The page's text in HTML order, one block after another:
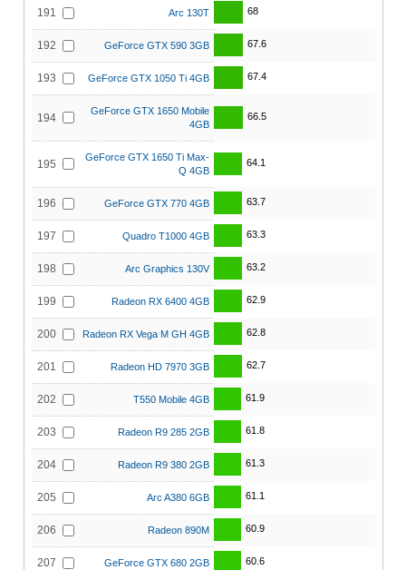
191 Arc 130T 68
192 GeForce GTX 590 3GB 67.6
193 GeForce GTX 1050 Ti 4GB 67.4
194
GeForce GTX 1650 Mobile
4GB
66.5
195
GeForce GTX 1650 Ti Max-
Q 4GB
64.1
196 GeForce GTX 770 4GB 63.7
197 Quadro T1000 4GB 63.3
198 Arc Graphics 130V 63.2
199 Radeon RX 6400 4GB 62.9
200 Radeon RX Vega M GH 4GB 62.8
201 Radeon HD 7970 3GB 62.7
202 T550 Mobile 4GB 61.9
203 Radeon R9 285 2GB 61.8
204 Radeon R9 380 2GB 61.3
205 Arc A380 6GB 61.1
206 Radeon 890M 60.9
207 GeForce GTX 680 2GB 60.6